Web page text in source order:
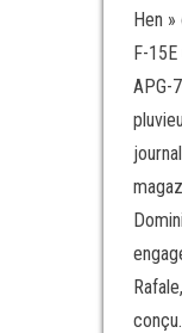
Hen
F-
APG-